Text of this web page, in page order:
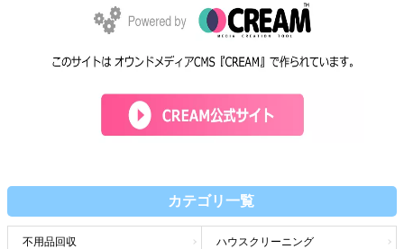
カテゴリ一覧
不用品回収 ハウスクリーニング